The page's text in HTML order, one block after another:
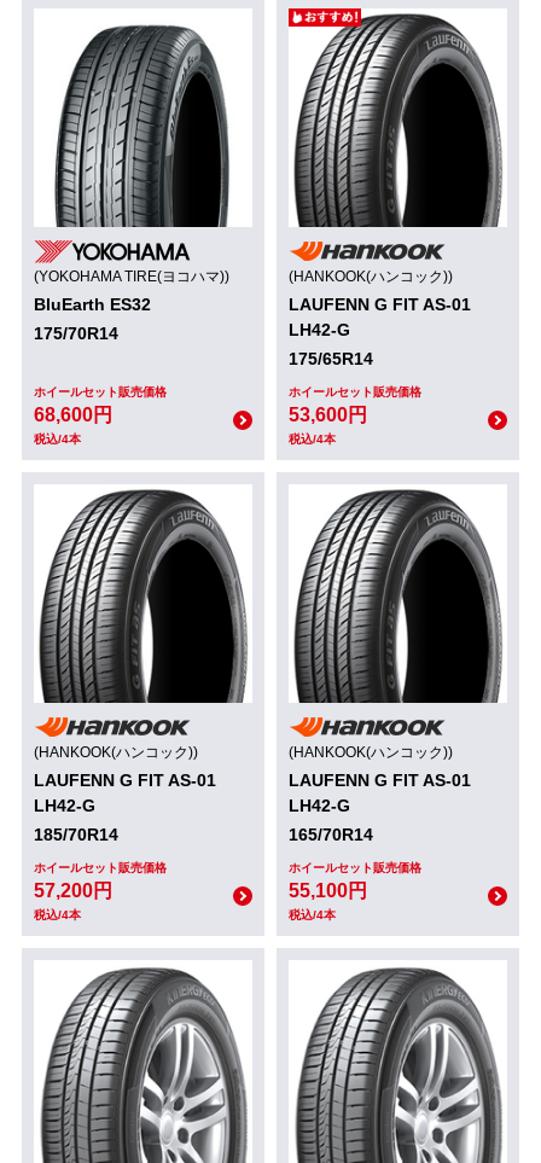
(YOKOHAMA TIRE(ヨコハマ))
BluEarth ES32
175/70R14
ホイールセット販売価格
68,600円
税込/4本
(HANKOOK(ハンコック))
LAUFENN G FIT AS-01
LH42-G
175/65R14
ホイールセット販売価格
53,600円
税込/4本
(HANKOOK(ハンコック))
LAUFENN G FIT AS-01
LH42-G
185/70R14
ホイールセット販売価格
57,200円
税込/4本
(HANKOOK(ハンコック))
LAUFENN G FIT AS-01
LH42-G
165/70R14
ホイールセット販売価格
55,100円
税込/4本